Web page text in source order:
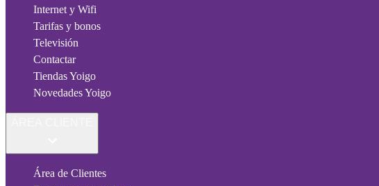
Internet y Wifi
Tarifas y bonos
Televisión
Contactar
Tiendas Yoigo
Novedades Yoigo
Área de Clientes